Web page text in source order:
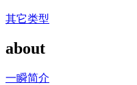
其它类型
about
一瞬简介